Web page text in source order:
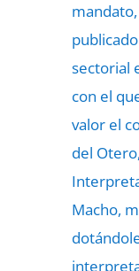
sectorial
con el
valor el
del
Macho,